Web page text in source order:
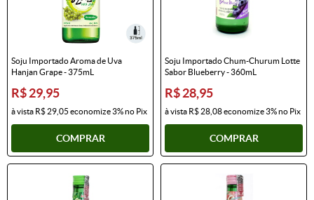
Soju Importado Aroma de Uva
Hanjan Grape - 375mL
R$ 29,95
à vista R$ 29,05 economize3%no Pix
COMPRAR
Soju Importado Chum-Churum Lotte
Sabor Blueberry - 360mL
R$ 28,95
à vista R$ 28,08economize3%no Pix
COMPRAR